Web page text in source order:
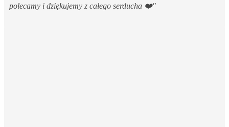
polecamy i dziękujemy z całego serducha ❤️"